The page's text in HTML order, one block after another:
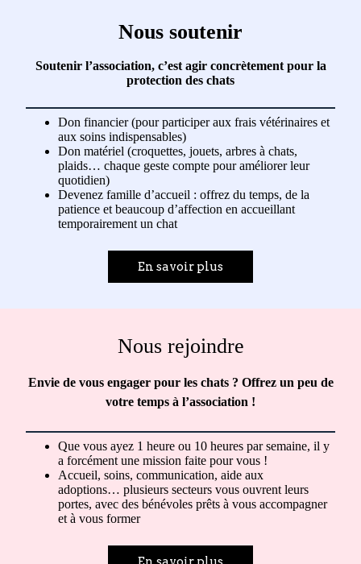
Nous soutenir
Soutenir l’association, c’est agir concrètement pour la
protection des chats
Don financier (pour participer aux frais vétérinaires et
aux soins indispensables)
Don matériel (croquettes, jouets, arbres à chats,
plaids… chaque geste compte pour améliorer leur
quotidien)
Devenez famille d’accueil : offrez du temps, de la
patience et beaucoup d’affection en accueillant
temporairement un chat
En savoir plus
Nous rejoindre
Envie de vous engager pour les chats ? Offrez un peu de
votre temps à l’association !
Que vous ayez 1 heure ou 10 heures par semaine, il y
a forcément une mission faite pour vous !
Accueil, soins, communication, aide aux
adoptions… plusieurs secteurs vous ouvrent leurs
portes, avec des bénévoles prêts à vous accompagner
et à vous former